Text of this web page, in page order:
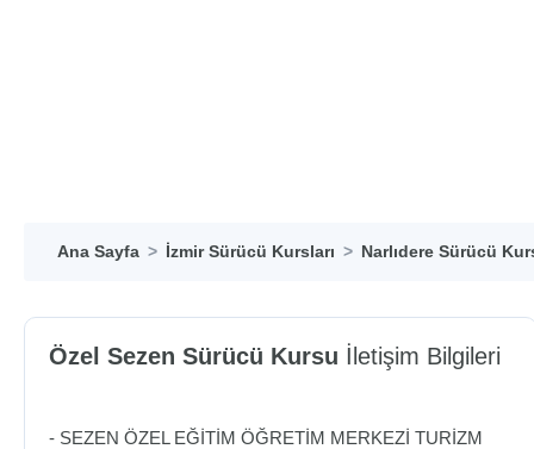
Ana Sayfa İzmir Sürücü Kursları Narlıdere Sürücü
Özel Sezen Sürücü Kursu İletişim Bilgileri
- SEZEN ÖZEL EĞİTİM ÖĞRETİM MERKEZİ TURİZM